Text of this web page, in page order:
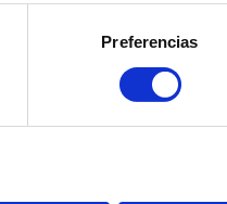
que haya
Preferencias